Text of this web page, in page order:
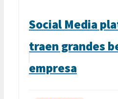
Social Media
traen grandes
empresa